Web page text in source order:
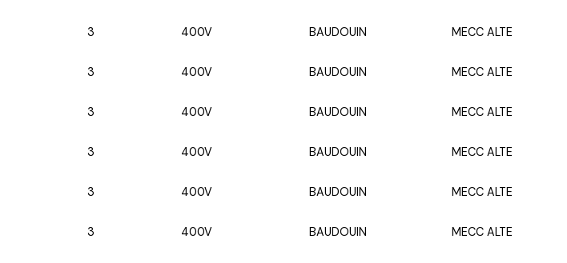
3 400V BAUDOUIN MECC ALTE
3 400V BAUDOUIN MECC ALTE
3 400V BAUDOUIN MECC ALTE
3 400V BAUDOUIN MECC ALTE
3 400V BAUDOUIN MECC ALTE
3 400V BAUDOUIN MECC ALTE